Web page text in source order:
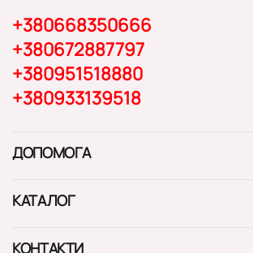
+380668350666
+380672887797
+380951518880
+380933139518
ДОПОМОГА
КАТАЛОГ
КОНТАКТИ